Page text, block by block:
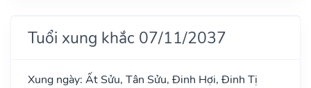
Tuổi xung khắc 07/11/2037
Xung ngày: Ất Sửu, Tân Sửu, Đinh Hợi, Đinh Tị